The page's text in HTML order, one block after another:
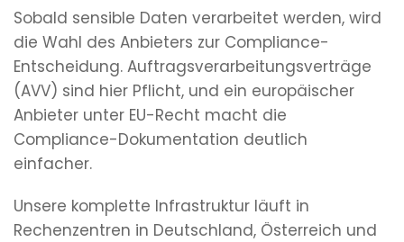
Sobald sensible Daten verarbeitet werden, wird
die Wahl des Anbieters zur Compliance-
Entscheidung. Auftragsverarbeitungsverträge
(AVV) sind hier Pflicht, und ein europäischer
Anbieter unter EU-Recht macht die
Compliance-Dokumentation deutlich
einfacher.
Unsere komplette Infrastruktur läuft in
Rechenzentren in Deutschland, Österreich und